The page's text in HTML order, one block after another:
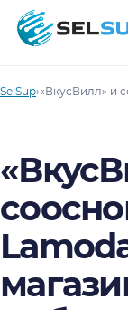
SelSup
SelSup›«ВкусВилл» и